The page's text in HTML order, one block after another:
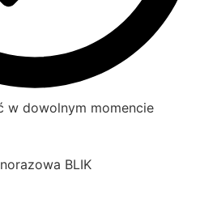
w dowolnym momencie
BLIK